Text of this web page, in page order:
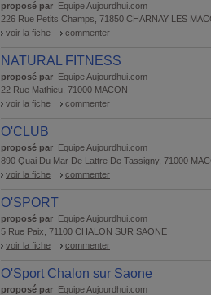
proposé par Equipe Aujourdhui.com
226 Rue Petits Champs, 71850 CHARNAY LES
voir la fiche
commenter
NATURAL FITNESS
proposé par Equipe Aujourdhui.com
22 Rue Mathieu, 71000 MACON
voir la fiche
commenter
O'CLUB
proposé par Equipe Aujourdhui.com
890 Quai Du Mar De Lattre De Tassigny, 71000
voir la fiche
commenter
O'SPORT
proposé par Equipe Aujourdhui.com
5 Rue Paix, 71100 CHALON SUR SAONE
voir la fiche
commenter
O'Sport Chalon sur Saone
proposé par Equipe Aujourdhui.com